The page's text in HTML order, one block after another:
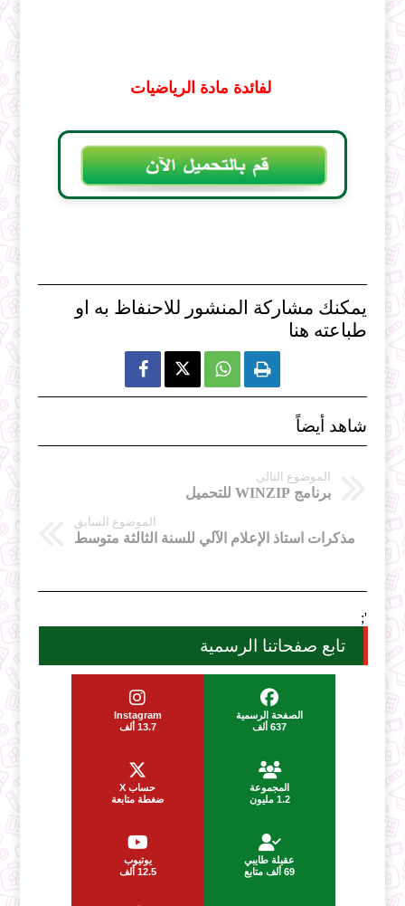
لفائدة مادة الرياضيات
يمكنك مشاركة المنشور للاحنفاظ به او
طباعته هنا
  
شاهد أيضاً
الموضوع التالي
برنامج WINZIP للتحميل
الموضوع السابق
مذكرات استاذ الإعلام الآلي للسنة الثالثة متوسط
';
تابع صفحاتنا الرسمية
الصفحة الرسمية
637 ألف
Instagram
13.7 ألف
المجموعة
1.2 مليون
حساب X
ضغطة متابعة
عقيلة طايبي
69 ألف متابع
يوتيوب
12.5 ألف